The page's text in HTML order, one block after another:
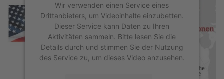
Wir verwenden einen Service eines
Drittanbieters, um Videoinhalte einzubetten.
Dieser Service kann Daten zu Ihren
Aktivitäten sammeln. Bitte lesen Sie die
Details durch und stimmen Sie der Nutzung
des Service zu, um dieses Video anzusehen.